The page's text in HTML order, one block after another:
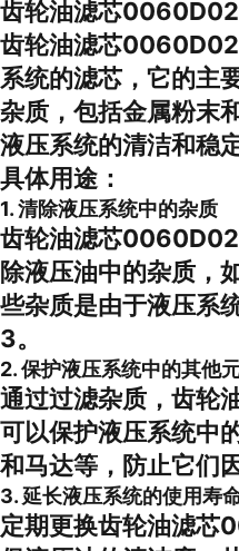
齿轮油滤芯
齿轮油滤芯
系统的滤芯，它的主
杂质，包括金属粉末
液压系统的清洁和稳
具体用途：
1. 清除液压系统中的杂质
齿轮油滤芯
除液压油中的杂质，
些杂质是由于液压系
3。
2. 保护液压系统中的其他
通过过滤杂质，齿
可以保护液压系统中
和马达等，防止它们
3. 延长液压系统的使用寿
定期更换齿轮油滤